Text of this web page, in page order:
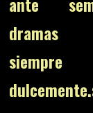
ante
dramas